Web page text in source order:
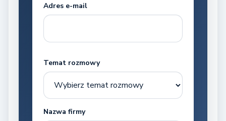
Adres e-mail
Temat rozmowy
Nazwa firmy